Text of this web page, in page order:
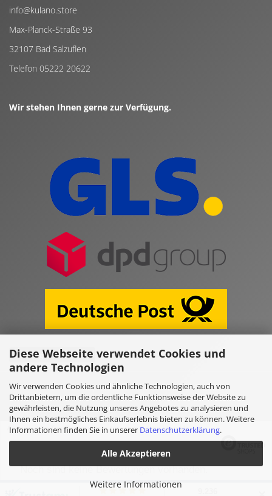
Diese Webseite verwendet Cookies und
andere Technologien
Wir verwenden Cookies und ähnliche Technologien, auch von
Drittanbietern, um die ordentliche Funktionsweise der Website zu
gewährleisten, die Nutzung unseres Angebotes zu analysieren und
Ihnen ein bestmögliches Einkaufserlebnis bieten zu können. Weitere
Informationen finden Sie in unserer Datenschutzerklärung.
Alle Akzeptieren
Weitere Informationen
info@kulano.store
Max-Planck-Straße 93
32107 Bad Salzuflen
Telefon 05222 20622
Wir stehen Ihnen gerne zur Verfügung.
Vertrag widerrufen
Online Shop erstellenmit Gambio.de © 2026
Ausgewählte Top-Bewertungen für www.kulano.store/de
Noch sind keine Bewertungen vorhanden.